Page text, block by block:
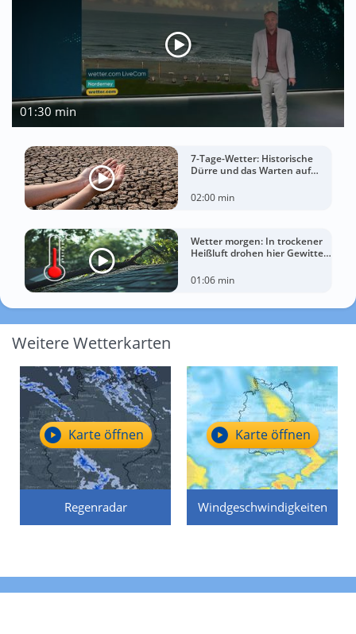
01:30 min
7-Tage-Wetter: Historische
Dürre und das Warten auf
02:00 min
Wetter morgen: In trockener
Heißluft drohen hier Gewitter
01:06 min
Weitere Wetterkarten
Regenradar
Karte öffnen
Windgeschwindigkeiten
Karte öffnen